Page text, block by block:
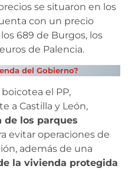
se situaron en los
con un precio
689 de Burgos, los
de Palencia.
del Gobierno?
el PP,
a Castilla y León,
de los parques
evitar operaciones de
además de una
la vivienda protegida